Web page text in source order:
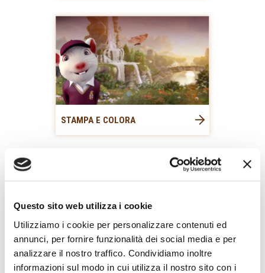
Questo sito web utilizza i cookie
Utilizziamo i cookie per personalizzare contenuti ed
annunci, per fornire funzionalità dei social media e per
analizzare il nostro traffico. Condividiamo inoltre
informazioni sul modo in cui utilizza il nostro sito con i
STAMPA E COLORA
CALENDARI / BIGLIETTI